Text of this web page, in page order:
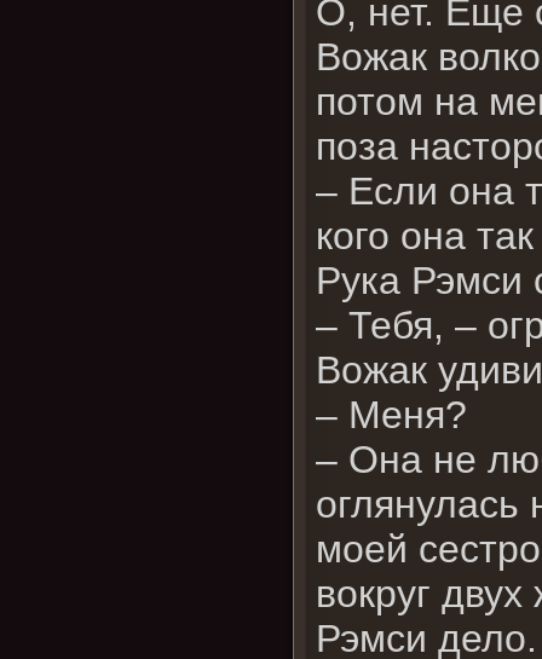
О, нет. Еще
Вожак
потом на
поза
– Если она
кого она
Рука Рэмси
– Тебя, –
Вожак
– Меня?
– Она не
моей
вокруг
Рэмси дело.